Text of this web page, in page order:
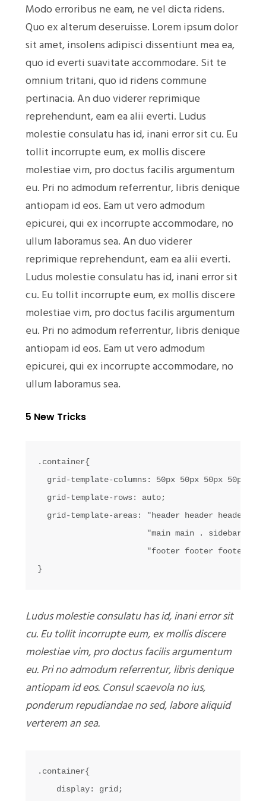
Modo erroribus ne eam, ne vel dicta ridens.
Quo ex alterum deseruisse. Lorem ipsum dolor
sit amet, insolens adipisci dissentiunt mea ea,
quo id everti suavitate accommodare. Sit te
omnium tritani, quo id ridens commune
pertinacia. An duo viderer reprimique
reprehendunt, eam ea alii everti. Ludus
molestie consulatu has id, inani error sit cu. Eu
tollit incorrupte eum, ex mollis discere
molestiae vim, pro doctus facilis argumentum
eu. Pri no admodum referrentur, libris denique
antiopam id eos. Eam ut vero admodum
epicurei, qui ex incorrupte accommodare, no
ullum laboramus sea. An duo viderer
reprimique reprehendunt, eam ea alii everti.
Ludus molestie consulatu has id, inani error sit
cu. Eu tollit incorrupte eum, ex mollis discere
molestiae vim, pro doctus facilis argumentum
eu. Pri no admodum referrentur, libris denique
antiopam id eos. Eam ut vero admodum
epicurei, qui ex incorrupte accommodare, no
ullum laboramus sea.
5 New Tricks
.container{
  grid-template-columns: 50px 50px 50px 50px;
  grid-template-rows: auto;
grid-template-areas: "header header header
                       "main main . sidebar"
"footer footer footer
Ludus molestie consulatu has id, inani error sit
cu. Eu tollit incorrupte eum, ex mollis discere
molestiae vim, pro doctus facilis argumentum
eu. Pri no admodum referrentur, libris denique
antiopam id eos. Consul scaevola no ius,
ponderum repudiandae no sed, labore aliquid
verterem an sea.
.container{
    display: grid;